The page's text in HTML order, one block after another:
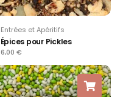
Entrées et Apéritifs
Épices pour Pickles
6,00 €